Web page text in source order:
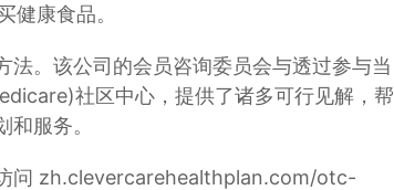
健康食品。
。该公司的会员咨询委员会与透过参与当
社区中心，提供了诸多可行见解，帮
服务。
问 zh.clevercarehealthplan.com/otc-